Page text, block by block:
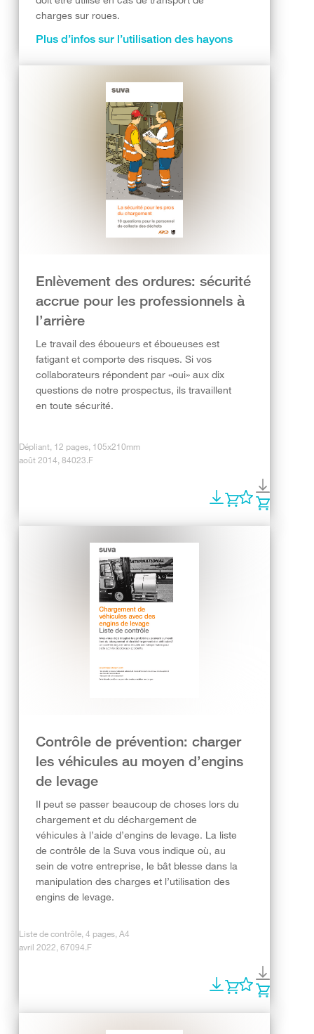
charges sur roues.
Plus d’infos sur l’utilisation des hayons
Enlèvement des ordures: sécurité
accrue pour les professionnels à
l’arrière
Le travail des éboueurs et éboueuses est
fatigant et comporte des risques. Si vos
collaborateurs répondent par «oui» aux dix
questions de notre prospectus, ils travaillent
en toute sécurité.
Dépliant, 12 pages, 105x210mm
août 2014, 84023.F
Contrôle de prévention: charger
les véhicules au moyen d’engins
de levage
Il peut se passer beaucoup de choses lors du
chargement et du déchargement de
véhicules à l’aide d’engins de levage. La liste
de contrôle de la Suva vous indique où, au
sein de votre entreprise, le bât blesse dans la
manipulation des charges et l’utilisation des
engins de levage.
Liste de contrôle, 4 pages, A4
avril 2022, 67094.F